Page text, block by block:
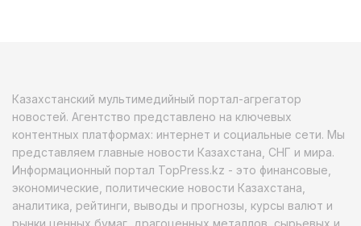
Казахстанский мультимедийный портал-агрегатор
новостей. Агентство представлено на ключевых
контентных платформах: интернет и социальные сети. Мы
представляем главные новости Казахстана, СНГ и мира.
Информационный портал TopPress.kz - это финансовые,
экономические, политические новости Казахстана,
аналитика, рейтинги, выводы и прогнозы, курсы валют и
рынки ценных бумаг, драгоценных металлов, сырьевых и